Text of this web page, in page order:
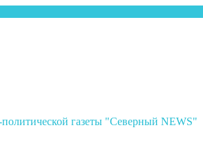
газеты "Северный NEWS"